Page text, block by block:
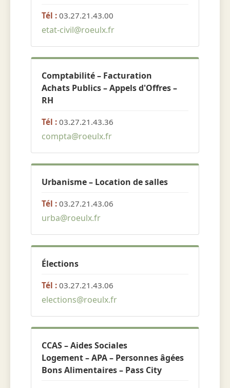
Tél : 03.27.21.43.00
etat-civil@roeulx.fr
Comptabilité – Facturation
Achats Publics – Appels d'Offres –
RH
Tél : 03.27.21.43.36
compta@roeulx.fr
Urbanisme – Location de salles
Tél : 03.27.21.43.06
urba@roeulx.fr
Élections
Tél : 03.27.21.43.06
elections@roeulx.fr
CCAS – Aides Sociales
Logement – APA – Personnes âgées
Bons Alimentaires – Pass City